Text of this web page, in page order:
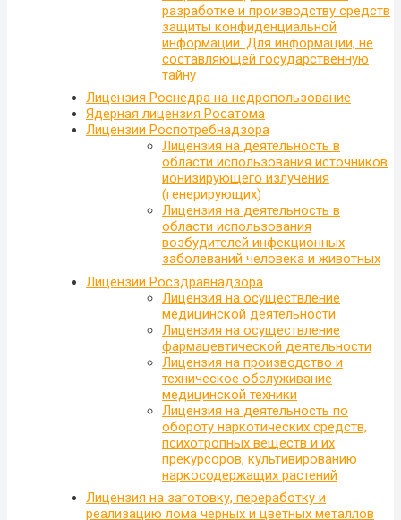
разработке и производству средств
защиты конфиденциальной
информации. Для информации, не
составляющей государственную
тайну
Лицензия Роснедра на недропользование
Ядерная лицензия Росатома
Лицензии Роспотребнадзора
Лицензия на деятельность в
области использования источников
ионизирующего излучения
(генерирующих)
Лицензия на деятельность в
области использования
возбудителей инфекционных
заболеваний человека и животных
Лицензии Росздравнадзора
Лицензия на осуществление
медицинской деятельности
Лицензия на осуществление
фармацевтической деятельности
Лицензия на производство и
техническое обслуживание
медицинской техники
Лицензия на деятельность по
обороту наркотических средств,
психотропных веществ и их
прекурсоров, культивированию
наркосодержащих растений
Лицензия на заготовку, переработку и
реализацию лома черных и цветных металлов